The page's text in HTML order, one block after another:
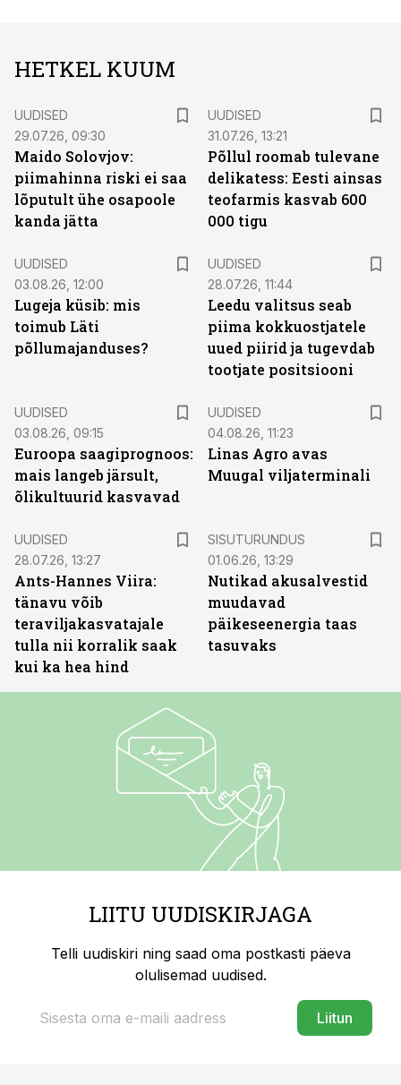
HETKEL KUUM
UUDISED
29.07.26, 09:30
Maido Solovjov:
piimahinna riski ei saa
lõputult ühe osapoole
kanda jätta
UUDISED
31.07.26, 13:21
Põllul roomab tulevane
delikatess: Eesti ainsas
teofarmis kasvab 600
000 tigu
UUDISED
03.08.26, 12:00
Lugeja küsib: mis
toimub Läti
põllumajanduses?
UUDISED
28.07.26, 11:44
Leedu valitsus seab
piima kokkuostjatele
uued piirid ja tugevdab
tootjate positsiooni
UUDISED
03.08.26, 09:15
Euroopa saagiprognoos:
mais langeb järsult,
õlikultuurid kasvavad
UUDISED
04.08.26, 11:23
Linas Agro avas
Muugal viljaterminali
UUDISED
28.07.26, 13:27
Ants-Hannes Viira:
tänavu võib
teraviljakasvatajale
tulla nii korralik saak
kui ka hea hind
SISUTURUNDUS
01.06.26, 13:29
Nutikad akusalvestid
muudavad
päikeseenergia taas
tasuvaks
LIITU UUDISKIRJAGA
Telli uudiskiri ning saad oma postkasti päeva
olulisemad uudised.
Liitun